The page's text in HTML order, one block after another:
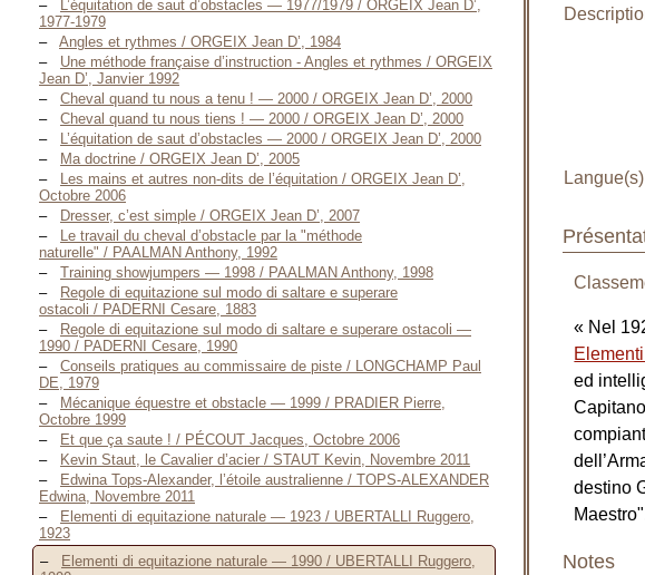
L’équitation de saut d’obstacles — 1977/1979 / ORGEIX Jean D’,
1977-1979
Angles et rythmes / ORGEIX Jean D’, 1984
Une méthode française d’instruction - Angles et rythmes / ORGEIX
Jean D’, Janvier 1992
Cheval quand tu nous a tenu ! — 2000 / ORGEIX Jean D’, 2000
Cheval quand tu nous tiens ! — 2000 / ORGEIX Jean D’, 2000
L’équitation de saut d’obstacles — 2000 / ORGEIX Jean D’, 2000
Ma doctrine / ORGEIX Jean D’, 2005
Les mains et autres non-dits de l’équitation / ORGEIX Jean D’,
Octobre 2006
Dresser, c’est simple / ORGEIX Jean D’, 2007
Le travail du cheval d’obstacle par la "méthode
naturelle" / PAALMAN Anthony, 1992
Training showjumpers — 1998 / PAALMAN Anthony, 1998
Regole di equitazione sul modo di saltare e superare
ostacoli / PADERNI Cesare, 1883
Regole di equitazione sul modo di saltare e superare ostacoli —
1990 / PADERNI Cesare, 1990
Conseils pratiques au commissaire de piste / LONGCHAMP Paul
DE, 1979
Mécanique équestre et obstacle — 1999 / PRADIER Pierre,
Octobre 1999
Et que ça saute ! / PÉCOUT Jacques, Octobre 2006
Kevin Staut, le Cavalier d’acier / STAUT Kevin, Novembre 2011
Edwina Tops-Alexander, l’étoile australienne / TOPS-ALEXANDER
Edwina, Novembre 2011
Elementi di equitazione naturale — 1923 / UBERTALLI Ruggero,
1923
Elementi di equitazione naturale — 1990 / UBERTALLI Ruggero,
Langue(s)
« Nel
ed
destino
Notes